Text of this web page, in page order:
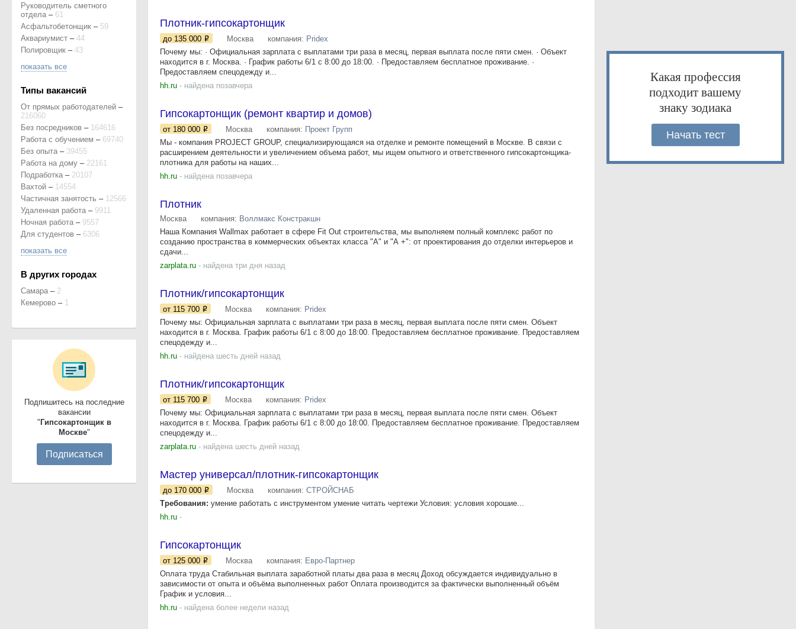
Плотник-гипсокартонщик
до 135 000 Москва компания: Pridex
Почему мы: · Официaльнaя заpплaтa c выплатами три pазa в месяц, пepвaя выплата поcлe пяти смен. · Объект
находится в г. Москва. · График работы 6/1 с 8:00 до 18:00. · Предоставляем бесплатное проживание. ·
Предоставляем спецодежду и...
hh.ru - найдена позавчера
Гипсокартонщик (ремонт квартир и домов)
от 180 000 Москва компания: Проект Групп
Мы - компания PROJECT GROUP, специализирующаяся на отделке и ремонте помещений в Москве. В связи с
расширением деятельности и увеличением объема работ, мы ищем опытного и ответственного гипсокартонщика-
плотника для работы на наших...
hh.ru - найдена позавчера
Плотник
Москва компания: Воллмакс Констракшн
Наша Компания Wallmax работает в сфере Fit Out строительства, мы выполняем полный комплекс работ по
созданию пространства в коммерческих объектах класса "А" и "А +": от проектирования до отделки интерьеров и
сдачи...
zarplata.ru - найдена три дня назад
Плотник/гипсокартонщик
от 115 700 Москва компания: Pridex
Почему мы: Официальная зарплата с выплатами три раза в месяц, первая выплата после пяти смен. Объект
находится в г. Москва. График работы 6/1 с 8:00 до 18:00. Предоставляем бесплатное проживание. Предоставляем
спецодежду и...
hh.ru - найдена шесть дней назад
Плотник/гипсокартонщик
от 115 700 Москва компания: Pridex
Почему мы: Официальная зарплата с выплатами три раза в месяц, первая выплата после пяти смен. Объект
находится в г. Москва. График работы 6/1 с 8:00 до 18:00. Предоставляем бесплатное проживание. Предоставляем
спецодежду и...
zarplata.ru - найдена шесть дней назад
Мастер универсал/плотник-гипсокартонщик
до 170 000 Москва компания: СТРОЙСНАБ
Требования: умение работать с инструментом умение читать чертежи Условия: условия хорошие...
hh.ru -
Гипсокартонщик
от 125 000 Москва компания: Евро-Партнер
Оплата труда Стабильная выплата заработной платы два раза в месяц Доход обсуждается индивидуально в
зависимости от опыта и объёма выполненных работ Оплата производится за фактически выполненный объём
График и условия...
hh.ru - найдена более недели назад
Руководитель сметного
отдела – 61
Асфальтобетонщик – 59
Аквариумист – 44
Полировщик – 43
показать все
Типы вакансий
От прямых работодателей –
216060
Без посредников – 164616
Работа с обучением – 69740
Без опыта – 39455
Работа на дому – 22161
Подработка – 20107
Вахтой – 14554
Частичная занятость – 12566
Удаленная работа – 9911
Ночная работа – 9557
Для студентов – 6306
показать все
В других городах
Самара – 2
Кемерово – 1
Подпишитесь на последние
вакансии
" Гипсокартонщик в
Москве"
Подписаться
Какая профессия
подходит вашему
знаку зодиака
Начать тест